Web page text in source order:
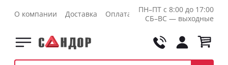
О компании Доставка Оплата Контакты Оптовикам
ПН–ПТ с 8:00 до 17:00
СБ–ВС — выходные